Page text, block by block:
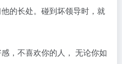
的长处。碰到坏领导时，就
，不喜欢你的人， 无论你如